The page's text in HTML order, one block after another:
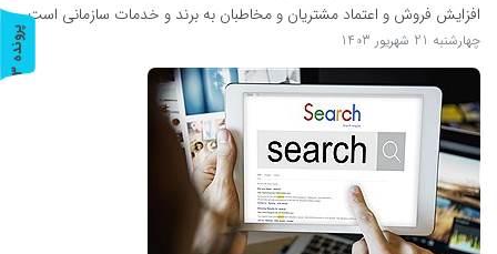
افزایش فروش و اعتماد مشتریان و مخاطبان به برند و خدمات سازمانی است.
چهارشنبه 21 شهریور 1403 پ
ر
و
ن
د
ه
3